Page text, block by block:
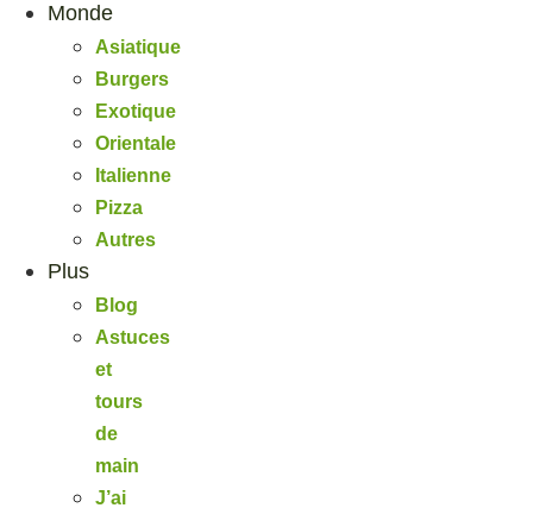
Monde
Asiatique
Burgers
Exotique
Orientale
Italienne
Pizza
Autres
Plus
Blog
Astuces
et
tours
de
main
J’ai